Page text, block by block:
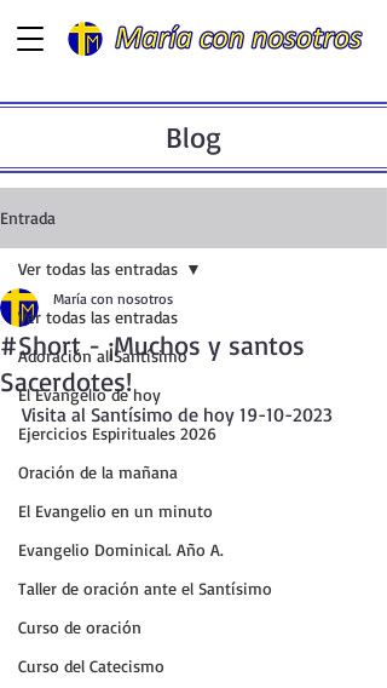
Blog
Entrada
Ver todas las entradas
Adoración al Santísimo
El Evangelio de hoy
Ejercicios Espirituales 2026
Oración de la mañana
El Evangelio en un minuto
Evangelio Dominical. Año A.
Taller de oración ante el Santísimo
Curso de oración
Curso del Catecismo
Ver todas las entradas
#Short - ¡Muchos y santos
Sacerdotes!
María con nosotros
Visita al Santísimo de hoy 19-10-2023